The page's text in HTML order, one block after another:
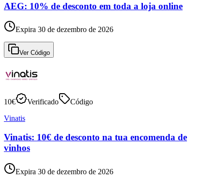
AEG: 10% de desconto em toda a loja online
Expira 30 de dezembro de 2026
Ver Código
10€ Verificado
Código
Vinatis
Vinatis: 10€ de desconto na tua encomenda de
vinhos
Expira 30 de dezembro de 2026